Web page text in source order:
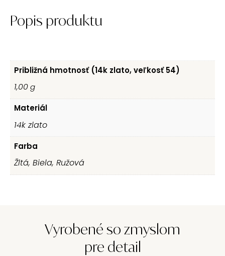
Popis produktu
Približná hmotnosť (14k zlato, veľkosť 54)
1,00g
Materiál
14k zlato
Farba
Žltá, Biela, Ružová
Vyrobené so zmyslom
pre detail